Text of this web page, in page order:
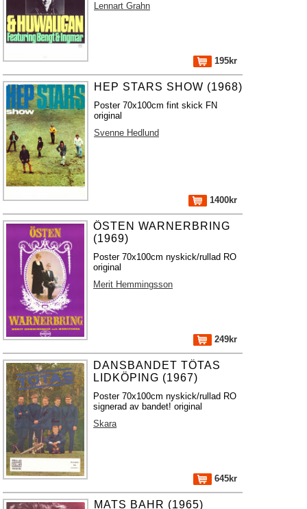
Lennart Grahn
195kr
HEP STARS SHOW (1968)
Poster 70x100cm fint skick FN
original
Svenne Hedlund
1400kr
ÖSTEN WARNERBRING
(1969)
Poster 70x100cm nyskick/rullad RO
original
Merit Hemmingsson
249kr
DANSBANDET TÖTAS
LIDKÖPING (1967)
Poster 70x100cm nyskick/rullad RO
signerad av bandet! original
Skara
645kr
MATS BAHR (1965)